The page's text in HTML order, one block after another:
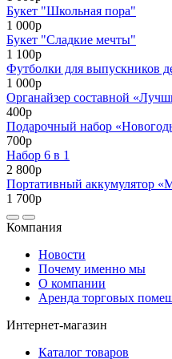
Букет "Школьная пора"
1 000р
Букет "Сладкие мечты"
1 100р
Футболки для выпускников
1 000р
Органайзер составной
400р
Подарочный набор
700р
Набор 6 в 1
2 800р
Портативный аккумулятор
1 700р
Компания
Новости
Почему именно мы
О компании
Аренда торговых
Интернет-магазин
Каталог товаров